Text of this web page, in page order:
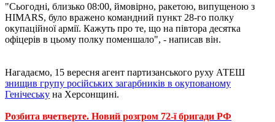
"Сьогодні, близько 08:00, ймовірно, ракетою, випущеною з
HIMARS, було вражено командний пункт 28-го полку
окупаційної армії. Кажуть про те, що на півтора десятка
офіцерів в цьому полку поменшало", - написав він.
Нагадаємо, 15 вересня агент партизанського руху АТЕШ
знищив групу російських загарбників в окупованому
Генічеську на Херсонщині.
Розбита вчетверте. Новий розгром 72-ї бригади РФ